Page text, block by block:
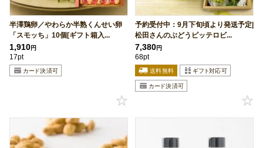
半澤鶏卵／やわらか半熟くんせい卵
「スモッち」10個[ギフト箱入...
1,910円
17pt
予約受付中：9月下旬頃より発送予定|
松田さんのぶどうピッテロビ...
7,380円
68pt